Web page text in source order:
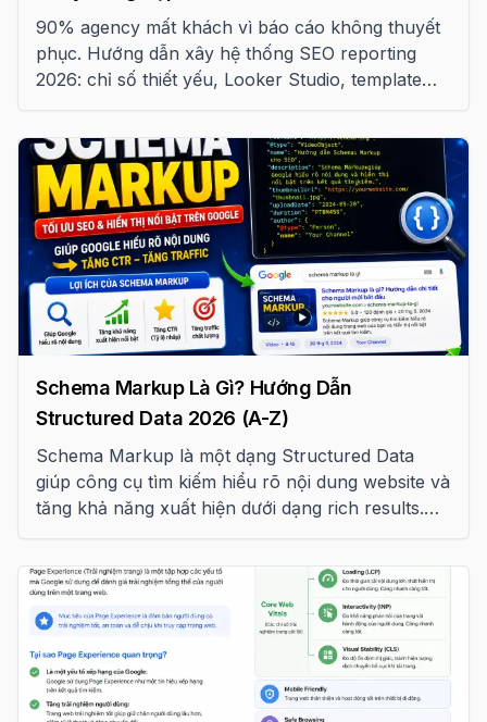
90% agency mất khách vì báo cáo không thuyết
phục. Hướng dẫn xây hệ thống SEO reporting
2026: chỉ số thiết yếu, Looker Studio, template
Schema Markup Là Gì? Hướng Dẫn
Structured Data 2026 (A-Z)
Schema Markup là một dạng Structured Data
giúp công cụ tìm kiếm hiểu rõ nội dung website và
tăng khả năng xuất hiện dưới dạng rich results.